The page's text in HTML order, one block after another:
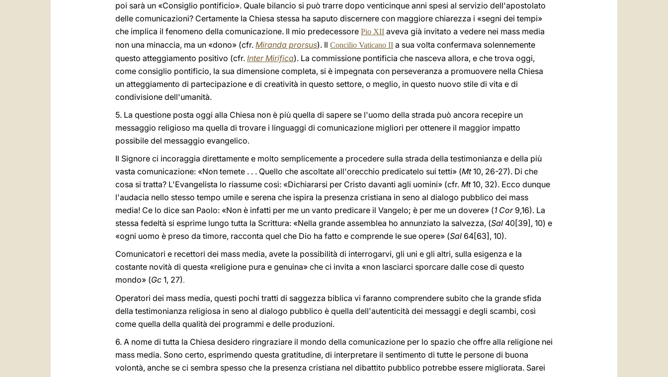
poi sarà un «Consiglio pontificio». Quale bilancio si può trarre dopo venticinque anni spesi al servizio dell'apostolato
delle comunicazioni? Certamente la Chiesa stessa ha saputo discernere con maggiore chiarezza i «segni dei tempi»
che implica il fenomeno della comunicazione. Il mio predecessore Pio XII aveva già invitato a vedere nei mass media
non una minaccia, ma un «dono» (cfr. Miranda prorsus). Il Concilio Vaticano II a sua volta confermava solennemente
questo atteggiamento positivo (cfr. Inter Mirifica). La commissione pontificia che nasceva allora, e che trova oggi,
come consiglio pontificio, la sua dimensione completa, si è impegnata con perseveranza a promuovere nella Chiesa
un atteggiamento di partecipazione e di creatività in questo settore, o meglio, in questo nuovo stile di vita e di
condivisione dell'umanità.
5. La questione posta oggi alla Chiesa non è più quella di sapere se l'uomo della strada può ancora recepire un
messaggio religioso ma quella di trovare i linguaggi di comunicazione migliori per ottenere il maggior impatto
possibile del messaggio evangelico.
Il Signore ci incoraggia direttamente e molto semplicemente a procedere sulla strada della testimonianza e della più
vasta comunicazione: «Non temete . . . Quello che ascoltate all'orecchio predicatelo sui tetti» (Mt10, 26-27). Di che
cosa si tratta? L'Evangelista lo riassume così: «Dichiararsi per Cristo davanti agli uomini» (cfr. Mt10, 32). Ecco dunque
l'audacia nello stesso tempo umile e serena che ispira la presenza cristiana in seno al dialogo pubblico dei mass
media! Ce lo dice san Paolo: «Non è infatti per me un vanto predicare il Vangelo; è per me un dovere» (1 Cor9,16). La
stessa fedeltà si esprime lungo tutta la Scrittura: «Nella grande assemblea ho annunziato la salvezza, (Sal 40[39], 10) e
«ogni uomo è preso da timore, racconta quel che Dio ha fatto e comprende le sue opere» (Sal 64[63], 10).
Comunicatori e recettori dei mass media, avete la possibilità di interrogarvi, gli uni e gli altri, sulla esigenza e la
costante novità di questa «religione pura e genuina» che ci invita a «non lasciarci sporcare dalle cose di questo
mondo» (Gc 1, 27).
Operatori dei mass media, questi pochi tratti di saggezza biblica vi faranno comprendere subito che la grande sfida
della testimonianza religiosa in seno al dialogo pubblico è quella dell'autenticità dei messaggi e degli scambi, così
come quella della qualità dei programmi e delle produzioni.
6. A nome di tutta la Chiesa desidero ringraziare il mondo della comunicazione per lo spazio che offre alla religione nei
mass media. Sono certo, esprimendo questa gratitudine, di interpretare il sentimento di tutte le persone di buona
volontà, anche se ci sembra spesso che la presenza cristiana nel dibattito pubblico potrebbe essere migliorata. Sarei